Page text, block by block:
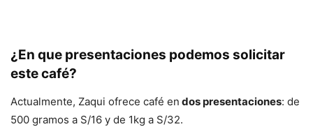
¿En que presentaciones podemos solicitar
este café?
Actualmente, Zaqui ofrece café en dos presentaciones: de
500 gramos a S/16 y de 1kg a S/32.